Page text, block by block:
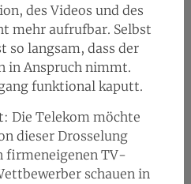
des Videos und des
mehr aufrufbar. Selbst
so langsam, dass der
in Anspruch nimmt.
funktional kaputt.
Die Telekom möchte
dieser Drosselung
firmeneigenen TV-
schauen in